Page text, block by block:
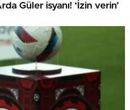
Güler isyanı! ‘İzin verin’